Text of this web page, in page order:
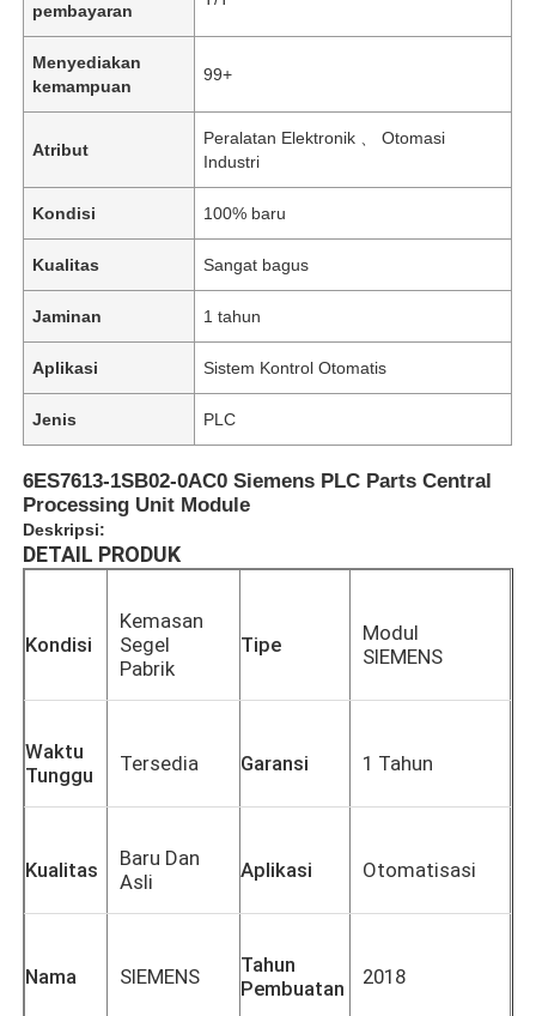
pembayaran
Menyediakan
kemampuan
99+
Atribut
Peralatan Elektronik 、 Otomasi
Industri
Kondisi 100% baru
Kualitas Sangat bagus
Jaminan 1 tahun
Aplikasi Sistem Kontrol Otomatis
Jenis PLC
6ES7613-1SB02-0AC0 Siemens PLC Parts Central
Processing Unit Module
Deskripsi:
DETAIL PRODUK
Kondisi
Kemasan
Segel
Pabrik
Tipe
Modul
SIEMENS
Waktu
Tunggu
Tersedia Garansi 1 Tahun
Kualitas
Baru Dan
Asli
Aplikasi Otomatisasi
Nama SIEMENS
Tahun
Pembuatan
2018